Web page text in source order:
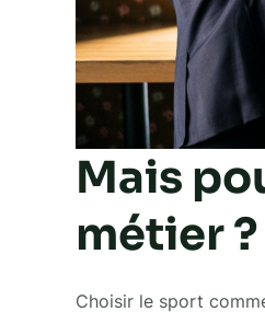
Mais
métier ?
Choisir le sport